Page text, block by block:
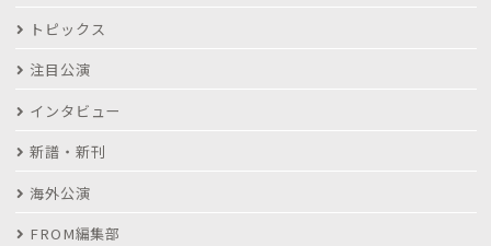
トピックス
注目公演
インタビュー
新譜・新刊
海外公演
FROM編集部